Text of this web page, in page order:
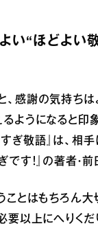
い“ほどよい敬
、感謝の気持ち
ようになると印
ぎ敬語』は、相
です！』の著者・
うことはもちろん
要以上にへりく